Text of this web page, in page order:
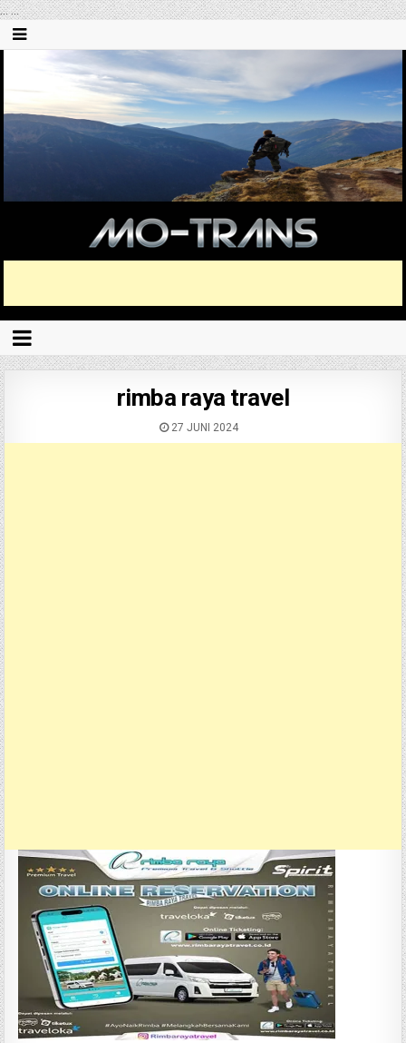
......
rimba raya travel
27 JUNI 2024